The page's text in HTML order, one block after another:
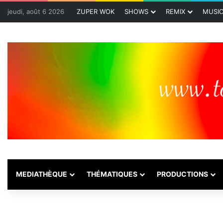
jeudi, août 6 2026 ZUPER WOK SHOWS REMIX MUSIC
MEDIATHÈQUE THÉMATIQUES PRODUCTIONS